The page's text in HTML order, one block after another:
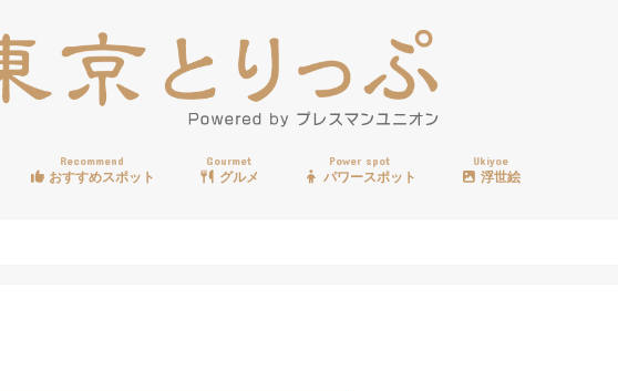
Recommend
おすすめスポット
Gourmet
グルメ
Power spot
パワースポット
Ukiyoe
浮世絵